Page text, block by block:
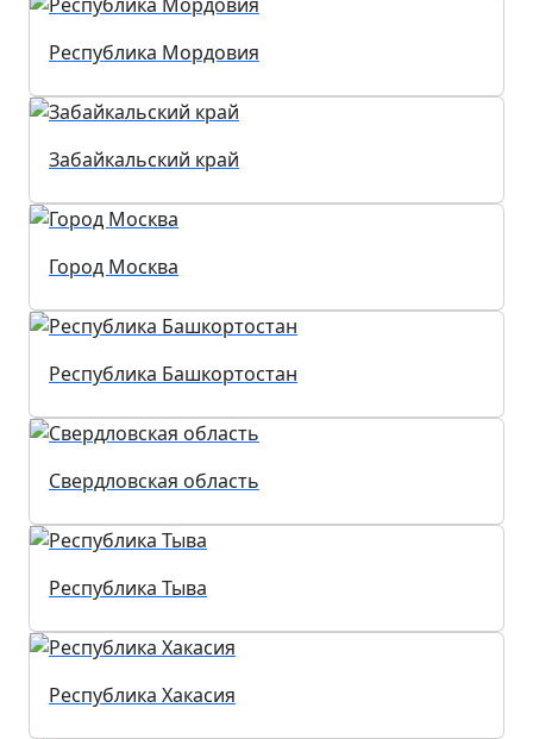
Республика Мордовия
Забайкальский край
Город Москва
Республика Башкортостан
Свердловская область
Республика Тыва
Республика Хакасия